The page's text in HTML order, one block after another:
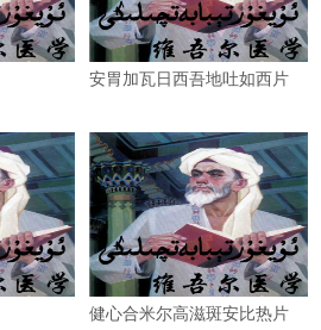
安胃加瓦日西吾地吐如西片
健心合米尔高滋斑安比热片